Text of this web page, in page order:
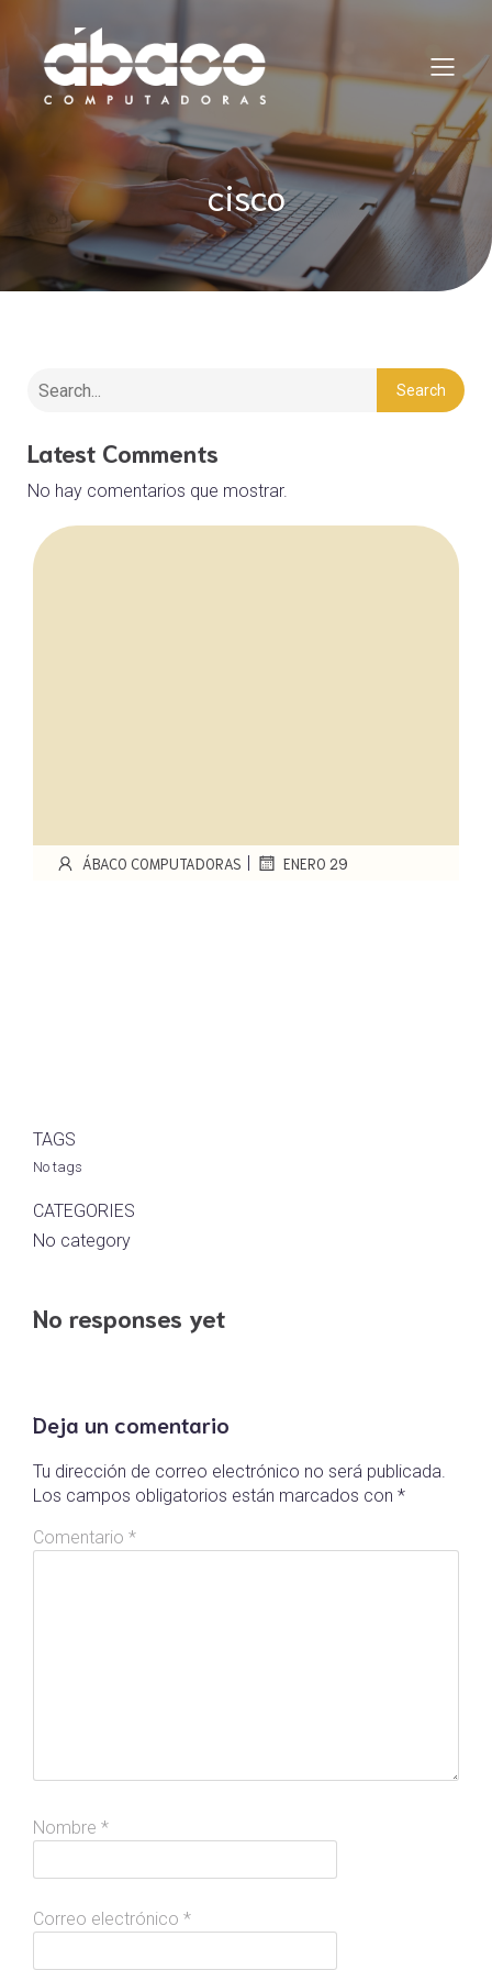
cisco
Search
Latest Comments
No hay comentarios que mostrar.
ÁBACO COMPUTADORAS | ENERO 29
TAGS
No tags
CATEGORIES
No category
No responses yet
Deja un comentario
Tu dirección de correo electrónico no será publicada.
Los campos obligatorios están marcados con *
Comentario *
Nombre *
Correo electrónico *